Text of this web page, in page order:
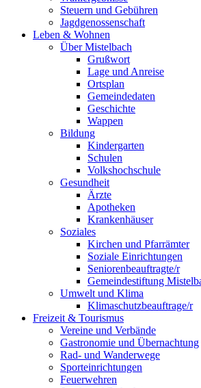
Steuern und Gebühren
Jagdgenossenschaft
Leben & Wohnen
Über Mistelbach
Grußwort
Lage und Anreise
Ortsplan
Gemeindedaten
Geschichte
Wappen
Bildung
Kindergarten
Schulen
Volkshochschule
Gesundheit
Ärzte
Apotheken
Krankenhäuser
Soziales
Kirchen und Pfarrämter
Soziale Einrichtungen
Seniorenbeauftragte/r
Gemeindestiftung
Umwelt und Klima
Klimaschutzbeauftrage/r
Freizeit & Tourismus
Vereine und Verbände
Gastronomie und Übernachtung
Rad- und Wanderwege
Sporteinrichtungen
Feuerwehren